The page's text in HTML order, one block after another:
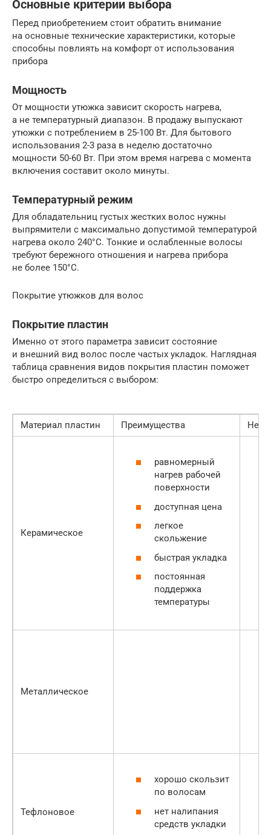
Основные критерии выбора
Перед приобретением стоит обратить внимание
на основные технические характеристики, которые
способны повлиять на комфорт от использования
прибора
Мощность
От мощности утюжка зависит скорость нагрева,
а не температурный диапазон. В продажу выпускают
утюжки с потреблением в 25-100 Вт. Для бытового
использования 2-3 раза в неделю достаточно
мощности 50-60 Вт. При этом время нагрева с момента
включения составит около минуты.
Температурный режим
Для обладательниц густых жестких волос нужны
выпрямители с максимально допустимой температурой
нагрева около 240°С. Тонкие и ослабленные волосы
требуют бережного отношения и нагрева прибора
не более 150°С.
Покрытие утюжков для волос
Покрытие пластин
Именно от этого параметра зависит состояние
и внешний вид волос после частых укладок. Наглядная
таблица сравнения видов покрытия пластин поможет
быстро определиться с выбором:
Материал пластин Преимущества
Керамическое
равномерный
нагрев рабочей
поверхности
доступная цена
легкое
скольжение
быстрая укладка
постоянная
поддержка
температуры
Металлическое
Тефлоновое
хорошо скользит
по волосам
нет налипания
средств укладки